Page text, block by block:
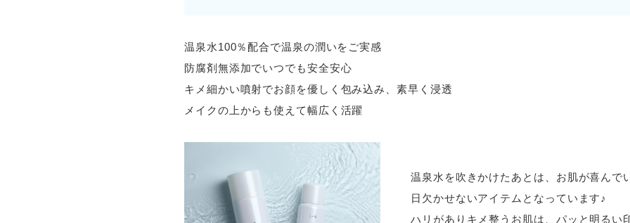
温泉水100％配合で温泉の潤いをご実感
防腐剤無添加でいつでも安全安心
キメ細かい噴射でお顔を優しく包み込み、素早く浸透
メイクの上からも使えて幅広く活躍
温泉水を吹きかけたあとは、お肌が喜んで
日欠かせないアイテムとなっています♪
ハリがありキメ整うお肌は、パッと明るい